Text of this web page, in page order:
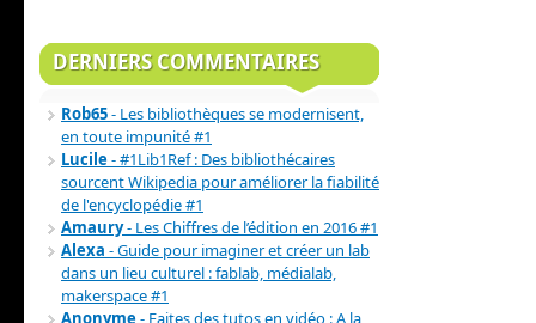
DERNIERS COMMENTAIRES
Rob65- Les bibliothèques se modernisent,
en toute impunité #1
Lucile- #1Lib1Ref : Des bibliothécaires
sourcent Wikipedia pour améliorer la fiabilité
de l'encyclopédie #1
Amaury- Les Chiffres de l’édition en 2016 #1
Alexa - Guide pour imaginer et créer un lab
dans un lieu culturel : fablab, médialab,
makerspace #1
Anonyme- Faites des tutos en vidéo : A la